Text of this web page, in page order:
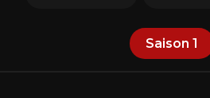
Saison 1